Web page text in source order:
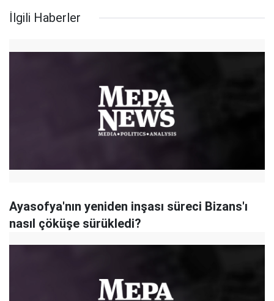
İlgili Haberler
Ayasofya'nın yeniden inşası süreci Bizans'ı
nasıl çöküşe sürükledi?